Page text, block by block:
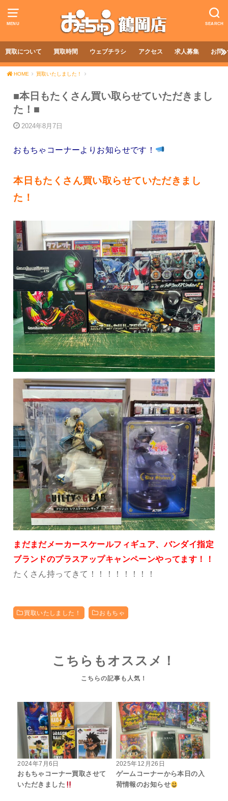
MENU SEARCH
買取について 買取時間 ウェブチラシ アクセス 求人募集 お問
HOME 買取いたしました！
■本日もたくさん買い取らせていただきまし
た！■
2024年8月7日
おもちゃコーナーよりお知らせです！
本日もたくさん買い取らせていただきまし
た！
まだまだメーカースケールフィギュア、バンダイ指定
ブランドのプラスアップキャンペーンやってます！！
たくさん持ってきて！！！！！！！！
買取いたしました！ おもちゃ
こちらもオススメ！
2024年7月6日
おもちゃコーナー買取させて
いただきました
2025年12月26日
ゲームコーナーから本日の入
荷情報のお知らせ